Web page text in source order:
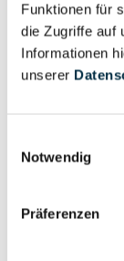
Funktionen für
die Zugriffe auf
Informationen
unserer
Notwendig
Präferenzen
Berechtigter